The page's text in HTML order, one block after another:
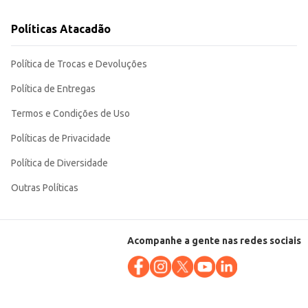
Políticas Atacadão
Política de Trocas e Devoluções
Política de Entregas
Termos e Condições de Uso
Políticas de Privacidade
Política de Diversidade
Outras Políticas
Acompanhe a gente nas redes sociais